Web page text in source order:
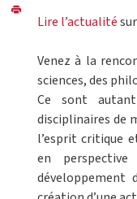
Lire l’actualité
Venez à la
sciences, des
Ce sont autant
disciplinaires de
l’esprit critique
en
développement